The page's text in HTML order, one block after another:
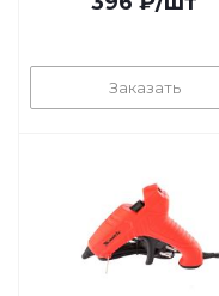
Заказать